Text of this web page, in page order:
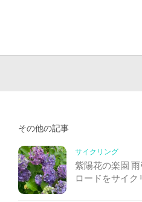
その他の記事
サイクリング
紫陽花の楽園
ロードをサイク